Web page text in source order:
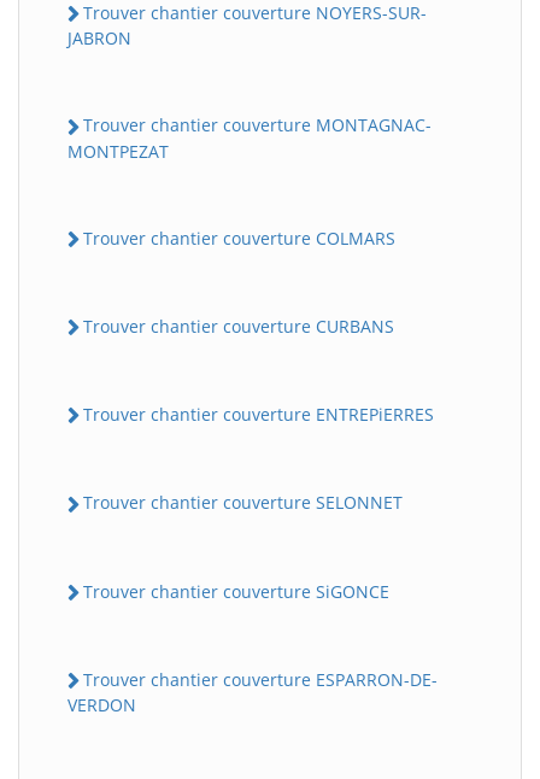
Trouver chantier couverture NOYERS-SUR-
JABRON
Trouver chantier couverture MONTAGNAC-
MONTPEZAT
Trouver chantier couverture COLMARS
Trouver chantier couverture CURBANS
Trouver chantier couverture ENTREPiERRES
Trouver chantier couverture SELONNET
Trouver chantier couverture SiGONCE
Trouver chantier couverture ESPARRON-DE-
VERDON